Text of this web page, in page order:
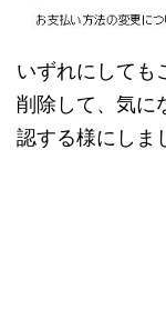
いずれにしても
削除して、気に
認する様にしま